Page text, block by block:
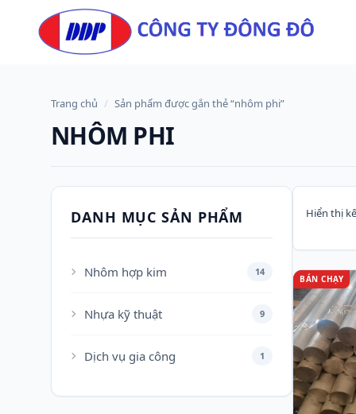
Skip to content
Trang chủ / Sản phẩm được gắn thẻ “nhôm phi”
NHÔM PHI
DANH MỤC SẢN PHẨM
Nhôm hợp kim 14
Nhựa kỹ thuật 9
Dịch vụ gia công 1
Hiển thị
BÁN CHẠY